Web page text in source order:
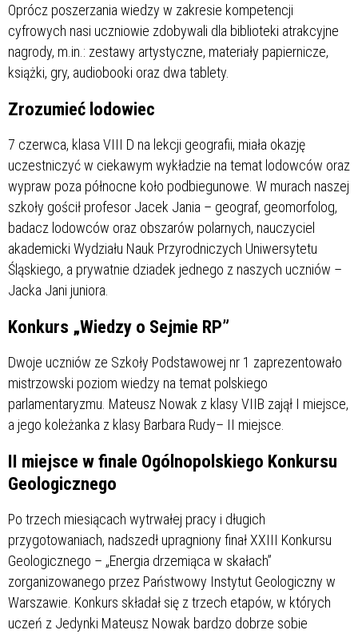
Oprócz poszerzania wiedzy w zakresie kompetencji
cyfrowych nasi uczniowie zdobywali dla biblioteki atrakcyjne
nagrody, m.in.: zestawy artystyczne, materiały papiernicze,
książki, gry, audiobooki oraz dwa tablety.
Zrozumieć lodowiec
7 czerwca, klasa VIII D na lekcji geografii, miała okazję
uczestniczyć w ciekawym wykładzie na temat lodowców oraz
wypraw poza północne koło podbiegunowe. W murach naszej
szkoły gościł profesor Jacek Jania – geograf, geomorfolog,
badacz lodowców oraz obszarów polarnych, nauczyciel
akademicki Wydziału Nauk Przyrodniczych Uniwersytetu
Śląskiego, a prywatnie dziadek jednego z naszych uczniów –
Jacka Jani juniora.
Konkurs „Wiedzy o Sejmie RP”
Dwoje uczniów ze Szkoły Podstawowej nr 1 zaprezentowało
mistrzowski poziom wiedzy na temat polskiego
parlamentaryzmu. Mateusz Nowak z klasy VIIB zajął I miejsce,
a jego koleżanka z klasy Barbara Rudy– II miejsce.
II miejsce w finale Ogólnopolskiego Konkursu
Geologicznego
Po trzech miesiącach wytrwałej pracy i długich
przygotowaniach, nadszedł upragniony finał XXIII Konkursu
Geologicznego – „Energia drzemiąca w skałach”
zorganizowanego przez Państwowy Instytut Geologiczny w
Warszawie. Konkurs składał się z trzech etapów, w których
uczeń z Jedynki Mateusz Nowak bardzo dobrze sobie